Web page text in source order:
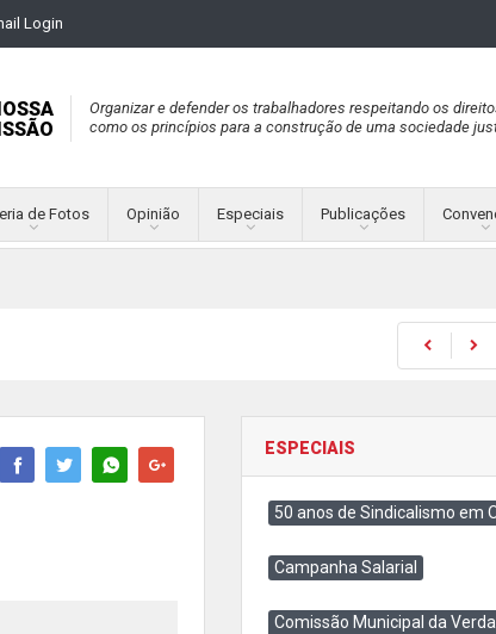
Login
Organizar e defender os trabalhadores respeitando os
como os princípios para a construção de uma sociedade
de Fotos Opinião Especiais Publicações
ESPECIAIS
50 anos de Sindicalismo em
Campanha Salarial
Comissão Municipal da